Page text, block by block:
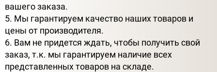
вашего заказа.
5. Мы гарантируем качество наших товаров и
цены от производителя.
6. Вам не придется ждать, чтобы получить свой
заказ, т.к. мы гарантируем наличие всех
представленных товаров на складе.